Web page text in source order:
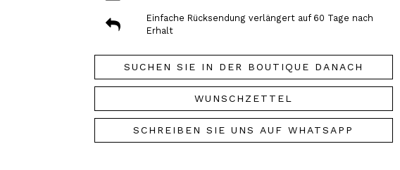
Einfache Rücksendung verlängert auf 60 Tage nach
Erhalt
SUCHEN SIE IN DER BOUTIQUE DANACH
WUNSCHZETTEL
SCHREIBEN SIE UNS AUF WHATSAPP